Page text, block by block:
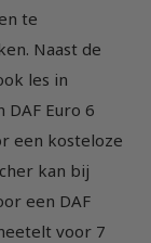
te
Naast de
les in
DAF Euro 6
een kosteloze
kan bij
een DAF
voor 7